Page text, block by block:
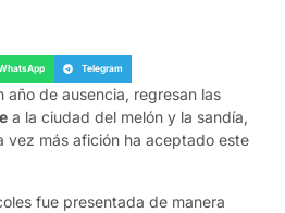
Telegram
año de ausencia, regresan las
a la ciudad del melón y la sandía,
vez más afición ha aceptado este
fue presentada de manera